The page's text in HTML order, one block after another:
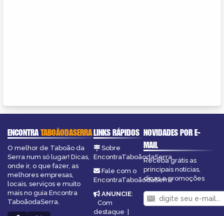
ENCONTRATABOÃODASERRA
O melhor de Taboão da
Serra num só lugar! Dicas,
onde ir, o que fazer, as
melhores empresas,
locais, serviços e muito
mais no guia Encontra
TaboãodaSerra.
LINKS RÁPIDOS
Sobre
EncontraTaboãodaSerra
Fale com o
EncontraTaboãodaSerra
ANUNCIE:
Com
destaque |
NOVIDADES POR E-
MAIL
Receba grátis as
principais notícias,
dicas e promoções